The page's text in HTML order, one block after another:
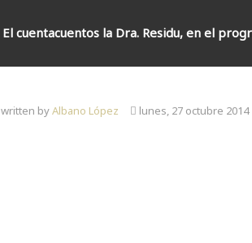
PRODUCCIÓN
Y LIBROS
ILUSTRA
El cuentacuentos la Dra. Residu, en el
written byAlbano López lunes, 27 octubre 2014